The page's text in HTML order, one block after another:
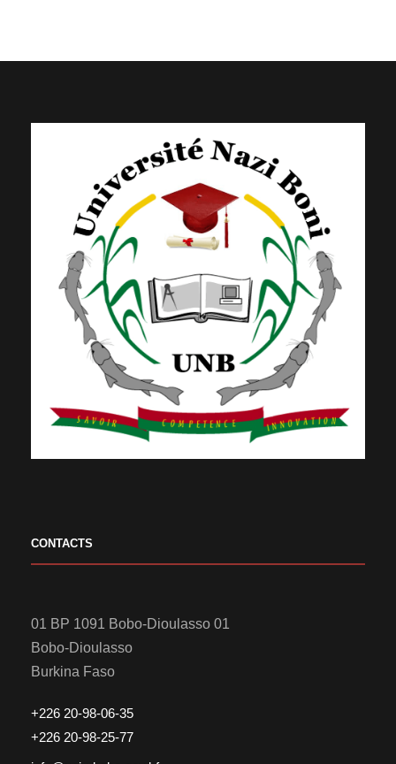
CONTACTS
01 BP 1091 Bobo-Dioulasso 01
Bobo-Dioulasso
Burkina Faso
+226 20-98-06-35
+226 20-98-25-77